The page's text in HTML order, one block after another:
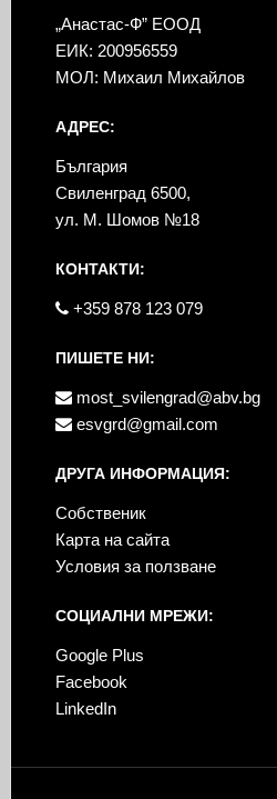
„Анастас-Ф” ЕООД
ЕИК: 200956559
МОЛ: Михаил Михайлов
АДРЕС:
България
Свиленград 6500,
ул. М. Шомов №18
КОНТАКТИ:
+359 878 123 079
ПИШЕТЕ НИ:
most_svilengrad@abv.bg
esvgrd@gmail.com
ДРУГА ИНФОРМАЦИЯ:
Собственик
Карта на сайта
Условия за ползване
СОЦИАЛНИ МРЕЖИ:
Google Plus
Facebook
LinkedIn